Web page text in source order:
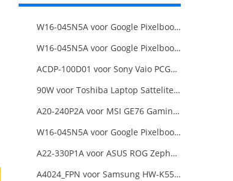
W16-045N5A voor Google Pixelbook USB Type-C
W16-045N5A voor Google Pixelbook USB Type-C
ACDP-100D01 voor Sony Vaio PCGA AC19V4 ACDP-100D01
90W voor Toshiba Laptop Sattelite L300D
A20-240P2A voor MSI GE76 Gaming Laptop
W16-045N5A voor Google Pixelbook USB Type-C
A22-330P1A voor ASUS ROG Zephyrus Duo 16 2023 GX650PY
A4024_FPN voor Samsung HW-K550/ZA HW-K550 hw-K650 Soundbar